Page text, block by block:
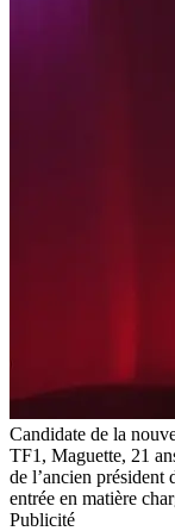
Candidate de la
TF1, Maguette, 21
de l’ancien
entrée en matière
Publicité